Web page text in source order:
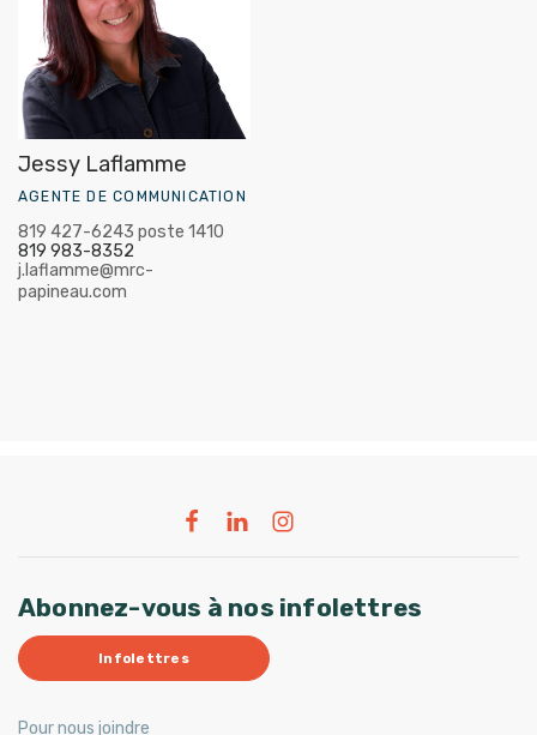
Jessy Laflamme
AGENTE DE COMMUNICATION
819 427-6243 poste 1410
819 983-8352
j.laflamme@mrc-
papineau.com
Abonnez-vous à nos infolettres
Infolettres
Pour nous joindre